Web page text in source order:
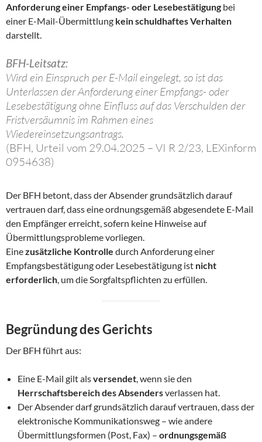
Anforderung einer Empfangs- oder Lesebestätigung bei
einer E-Mail-Übermittlung kein schuldhaftes Verhalten
darstellt.
BFH-Leitsatz:
Wird ein Einspruch per E-Mail eingelegt, so ist das
Unterlassen der Anforderung einer Empfangs- oder
Lesebestätigung ohne Einfluss auf das Verschulden der
Fristversäumnis im Rahmen eines
Wiedereinsetzungsantrags.
(BFH, Urteil vom 29.04.2025 – VI R 2/23, LEXinform
0954638)
Der BFH betont, dass der Absender grundsätzlich darauf
vertrauen darf, dass eine ordnungsgemäß abgesendete E-Mail
den Empfänger erreicht, sofern keine Hinweise auf
Übermittlungsprobleme vorliegen.
Einezusätzliche Kontrolle durch Anforderung einer
Empfangsbestätigung oder Lesebestätigung ist nicht
erforderlich, um die Sorgfaltspflichten zu erfüllen.
Begründung des Gerichts
Der BFH führt aus:
Eine E-Mail gilt alsversendet, wenn sie den
Herrschaftsbereich des Absendersverlassen hat.
Der Absender darf grundsätzlich darauf vertrauen, dass der
elektronische Kommunikationsweg – wie andere
Übermittlungsformen (Post, Fax) – ordnungsgemäß